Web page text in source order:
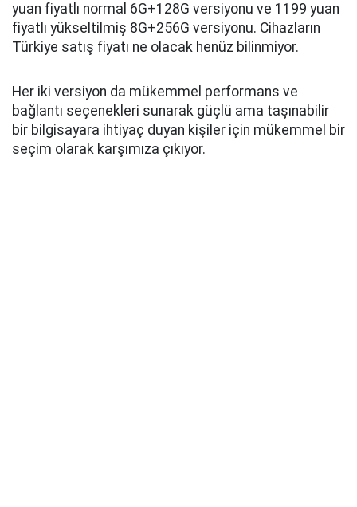
yuan fiyatlı normal 6G+128G versiyonu ve 1199 yuan
fiyatlı yükseltilmiş 8G+256G versiyonu. Cihazların
Türkiye satış fiyatı ne olacak henüz bilinmiyor.
Her iki versiyon da mükemmel performans ve
bağlantı seçenekleri sunarak güçlü ama taşınabilir
bir bilgisayara ihtiyaç duyan kişiler için mükemmel bir
seçim olarak karşımıza çıkıyor.